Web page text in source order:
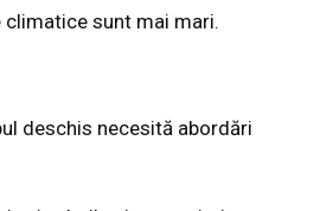
sunt mai mari.
deschis necesită abordări